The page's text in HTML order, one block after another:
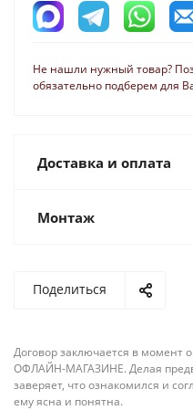
Не нашли нужный товар?
обязательно подберем для
Доставка и оплата
Монтаж
Поделиться
Договор заключается в момент
ОФЛАЙН-МАГАЗИНЕ. Делая
заверяет, что ознакомился и
ему ясна и понятна.